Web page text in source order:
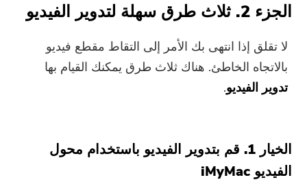
الجزء 2. ثلاث طرق سهلة لتدوير الفيديو
لا تقلق إذا انتهى بك الأمر إلى التقاط مقطع فيديو
بالاتجاه الخاطئ. هناك ثلاث طرق يمكنك القيام بها
تدوير الفيديو.
الخيار 1. قم بتدوير الفيديو باستخدام محول
الفيديو iMyMac